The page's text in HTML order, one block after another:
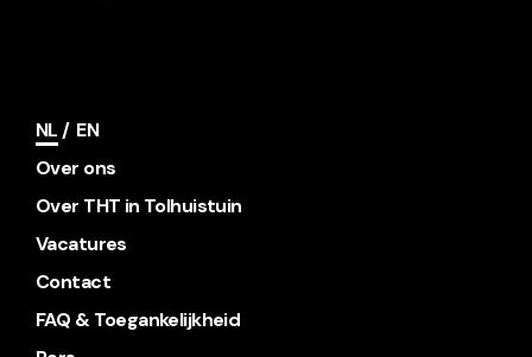
NL
EN
Over ons
Over THT in Tolhuistuin
Vacatures
Contact
FAQ & Toegankelijkheid